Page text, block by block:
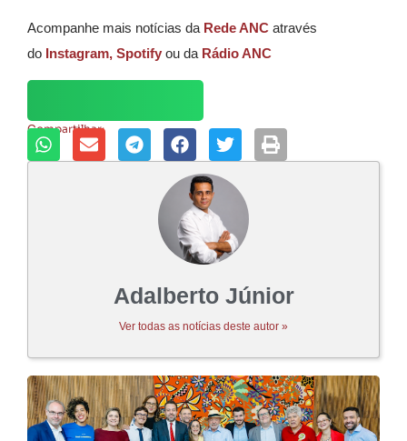
Acompanhe mais notícias da Rede ANC através
do Instagram, Spotify ou da Rádio ANC
Compartilhar:
Adalberto Júnior
Ver todas as notícias deste autor »